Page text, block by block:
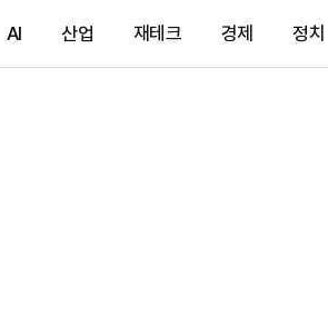
AI 산업 재테크 경제 정치